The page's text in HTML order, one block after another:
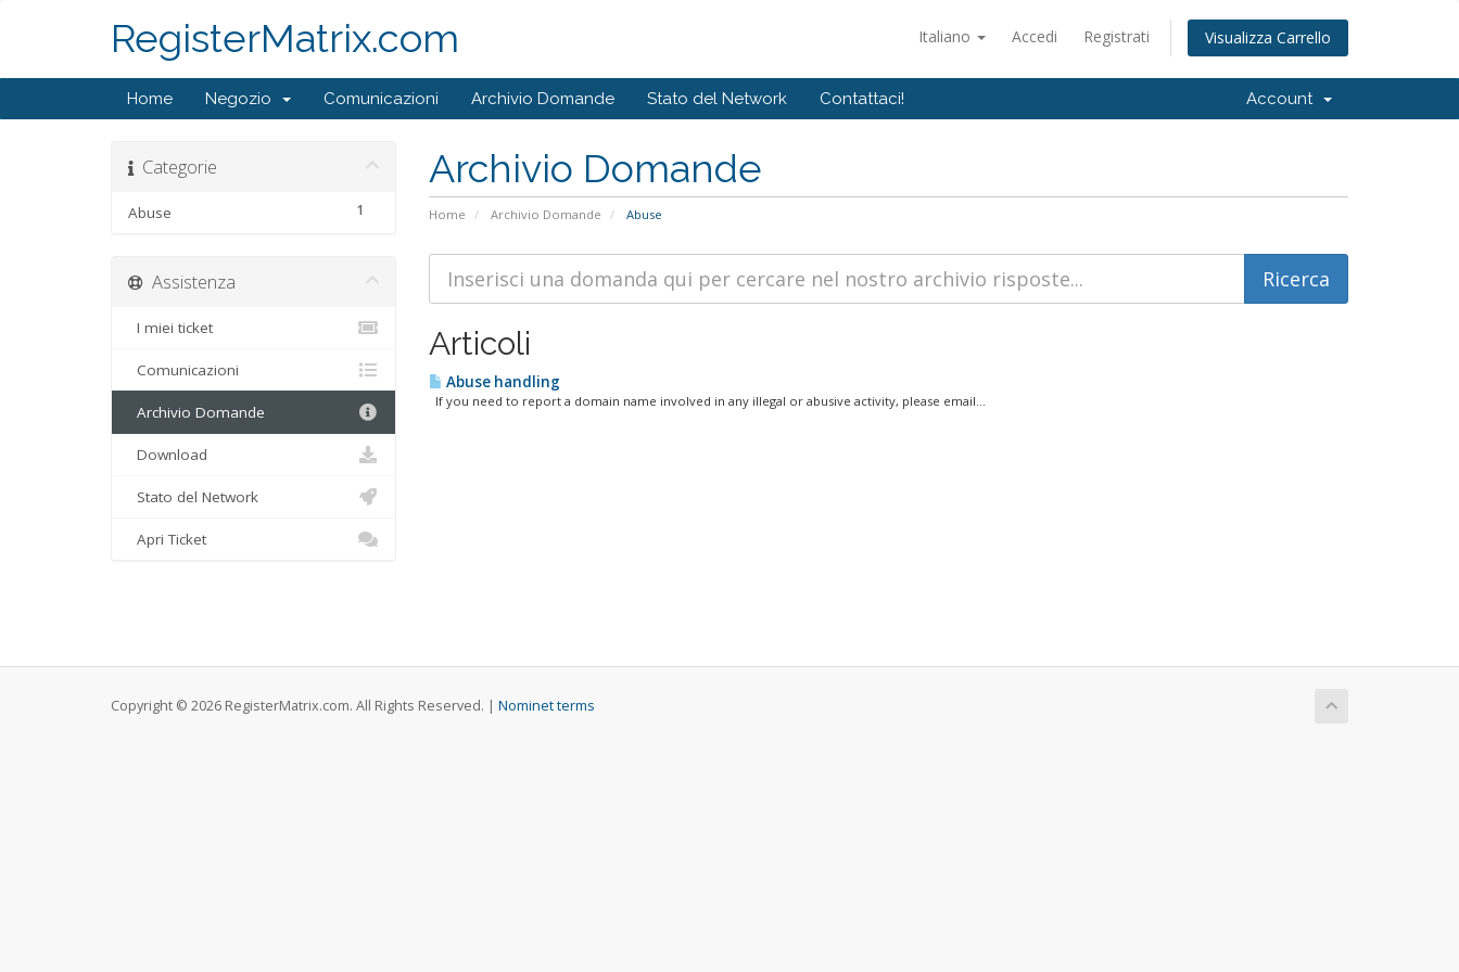
Italiano Accedi Registrati Visualizza Carrello
RegisterMatrix.com
Home Negozio Comunicazioni Archivio Domande Stato del Network Contattaci! Account
Archivio Domande
Home Archivio Domande Abuse
Categorie
1
Abuse
Articoli
Abuse handling
If you need to report a domain name involved in any illegal or abusive activity, please email...
Assistenza
I miei ticket
Comunicazioni
Archivio Domande
Download
Stato del Network
Apri Ticket
Copyright © 2026 RegisterMatrix.com. All Rights Reserved. | Nominet terms